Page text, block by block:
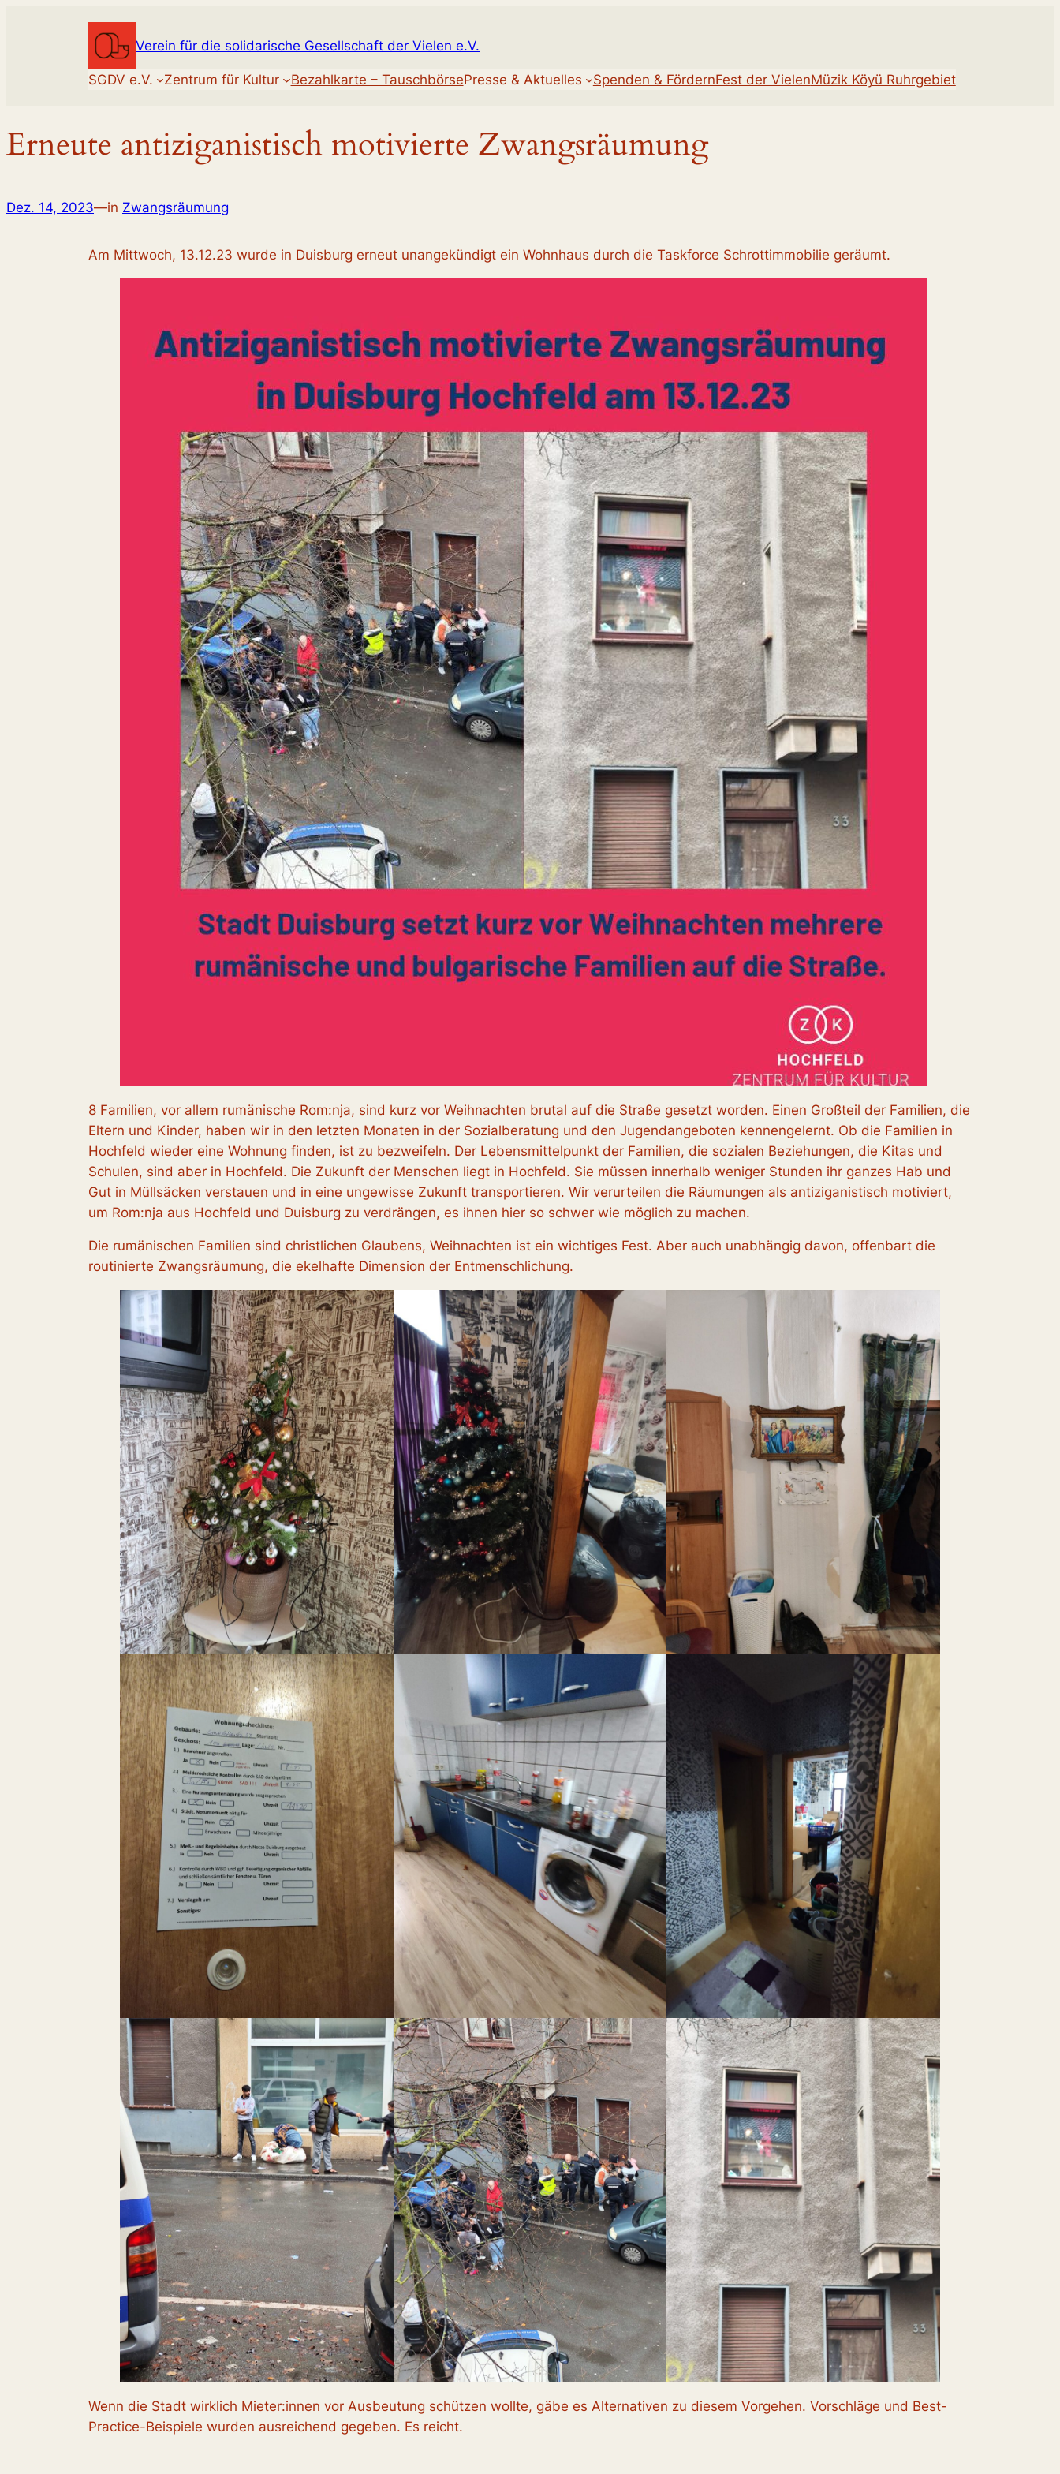
Verein für die solidarische Gesellschaft der Vielen e.V.
SGDV e.V. Zentrum für Kultur Bezahlkarte – TauschbörsePresse & Aktuelles Spenden & FördernFest der VielenMüzik Köyü Ruhrgebiet
Erneute antiziganistisch motivierte Zwangsräumung
Dez. 14, 2023—in Zwangsräumung
Am Mittwoch, 13.12.23 wurde in Duisburg erneut unangekündigt ein Wohnhaus durch die Taskforce Schrottimmobilie geräumt.
8 Familien, vor allem rumänische Rom:nja, sind kurz vor Weihnachten brutal auf die Straße gesetzt worden. Einen Großteil der Familien, die
Eltern und Kinder, haben wir in den letzten Monaten in der Sozialberatung und den Jugendangeboten kennengelernt. Ob die Familien in
Hochfeld wieder eine Wohnung finden, ist zu bezweifeln. Der Lebensmittelpunkt der Familien, die sozialen Beziehungen, die Kitas und
Schulen, sind aber in Hochfeld. Die Zukunft der Menschen liegt in Hochfeld. Sie müssen innerhalb weniger Stunden ihr ganzes Hab und
Gut in Müllsäcken verstauen und in eine ungewisse Zukunft transportieren. Wir verurteilen die Räumungen als antiziganistisch motiviert,
um Rom:nja aus Hochfeld und Duisburg zu verdrängen, es ihnen hier so schwer wie möglich zu machen.
Die rumänischen Familien sind christlichen Glaubens, Weihnachten ist ein wichtiges Fest. Aber auch unabhängig davon, offenbart die
routinierte Zwangsräumung, die ekelhafte Dimension der Entmenschlichung.
Wenn die Stadt wirklich Mieter:innen vor Ausbeutung schützen wollte, gäbe es Alternativen zu diesem Vorgehen. Vorschläge und Best-
Practice-Beispiele wurden ausreichend gegeben. Es reicht.